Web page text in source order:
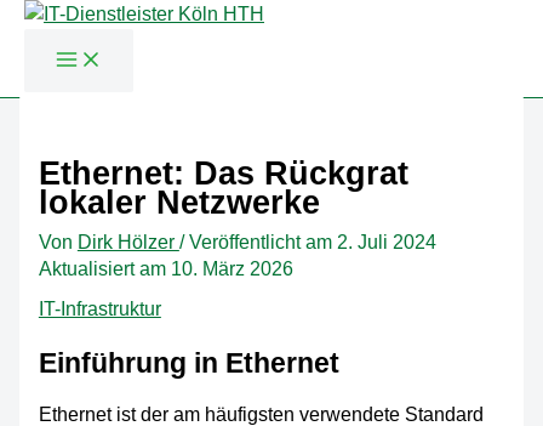
springen
Ethernet: Das Rückgrat
lokaler Netzwerke
Von Dirk Hölzer /Veröffentlicht am 2. Juli 2024
Aktualisiert am 10. März 2026
IT-Infrastruktur
Einführung in Ethernet
Ethernet ist der am häufigsten verwendete Standard